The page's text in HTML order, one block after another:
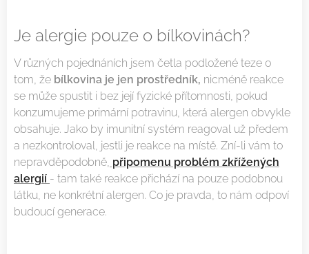
Je alergie pouze o bílkovinách?
V různých pojednáních jsem četla podložené teze o
tom, že bílkovina je jen prostředník, nicméně reakce
se může spustit i bez její fyzické přítomnosti, pokud
konzumujeme primární potravinu, která alergen obvykle
obsahuje. Jako by imunitní systém reagoval už předem
a nezkontroloval, jestli je reakce na místě. Zní-li vám to
nepravděpodobně, připomenu problém zkřížených
alergií - tam také reakce přichází na pouze podobnou
látku, ne konkrétní alergen. Co je pravda, to nám odpoví
budoucí generace.